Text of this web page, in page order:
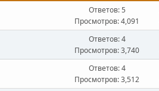
Ответов: 5
Просмотров: 4,091
Ответов: 4
Просмотров: 3,740
Ответов: 4
Просмотров: 3,512